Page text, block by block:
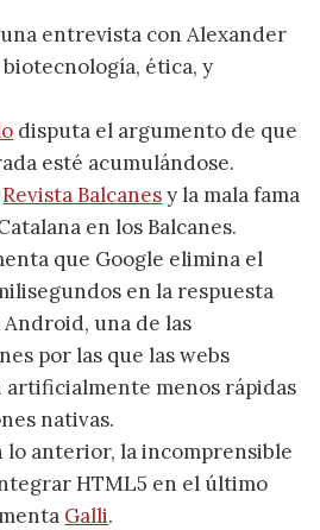
entrevista con Alexander
ética, y
disputa el argumento de que
esté acumulándose.
Revista Balcanesy la mala fama
en los Balcanes.
que Google elimina el
en la respuesta
una de las
por las que las webs
artificialmente menos rápidas
nativas.
lo anterior, la incomprensible
HTML5 en el último
Galli.